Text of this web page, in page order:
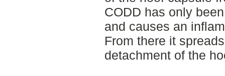
CODD has only
and causes an
From there it
detachment of the